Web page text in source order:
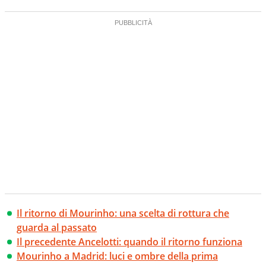
Il ritorno di Mourinho: una scelta di rottura che
guarda al passato
Il precedente Ancelotti: quando il ritorno funziona
Mourinho a Madrid: luci e ombre della prima